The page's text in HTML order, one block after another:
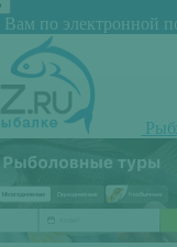
по электронной